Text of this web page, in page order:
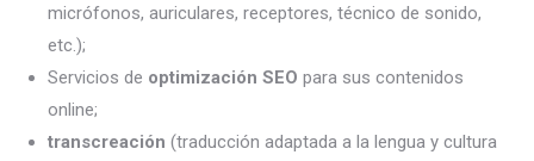
micrófonos, auriculares, receptores, técnico de sonido,
etc.);
Servicios de optimización SEO para sus contenidos
online;
transcreación (traducción adaptada a la lengua y cultura